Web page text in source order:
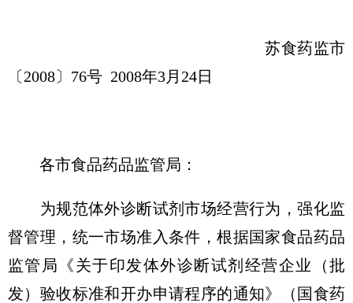
苏食药监市
〔2008〕76号 2008年3月24日
各市食品药品监管局：
为规范体外诊断试剂市场经营行为，强化监
督管理，统一市场准入条件，根据国家食品药品
监管局《关于印发体外诊断试剂经营企业（批
发）验收标准和开办申请程序的通知》（国食药